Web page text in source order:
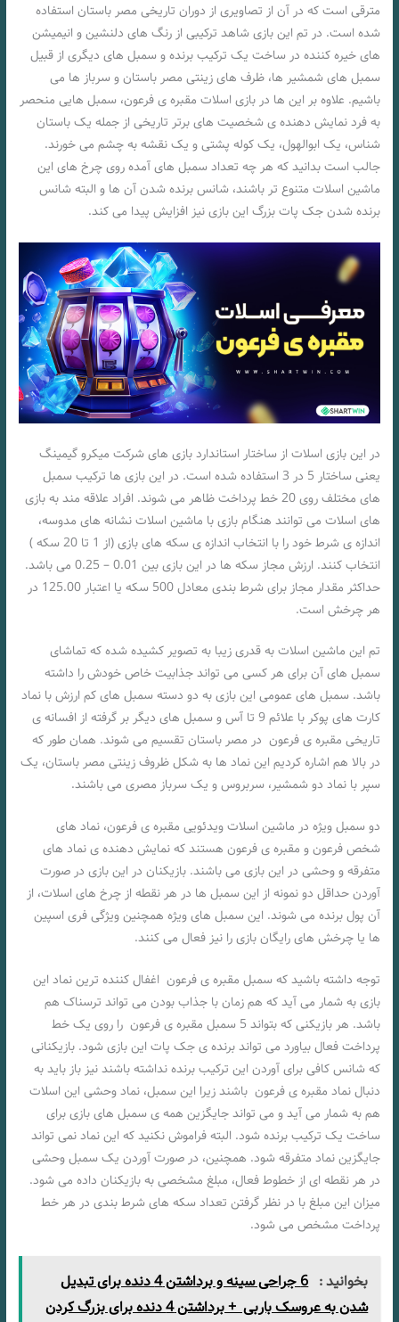
مترقی است که در آن از تصاویری از دوران تاریخی مصر باستان استفاده
شده است. در تم این بازی شاهد ترکیبی از رنگ های دلنشین و انیمیشن
های خیره کننده در ساخت یک ترکیب برنده و سمبل های دیگری از قبیل
سمبل های شمشیر ها، ظرف های زینتی مصر باستان و سرباز ها می
باشیم. علاوه بر این ها در بازی اسلات مقبره ی فرعون، سمبل هایی منحصر
به فرد نمایش دهنده ی شخصیت های برتر تاریخی از جمله یک باستان
شناس، یک ابوالهول، یک کوله پشتی و یک نقشه به چشم می خورند.
جالب است بدانید که هر چه تعداد سمبل های آمده روی چرخ های این
ماشین اسلات متنوع تر باشند، شانس برنده شدن آن ها و البته شانس
برنده شدن جک پات بزرگ این بازی نیز افزایش پیدا می کند.
در این بازی اسلات از ساختار استاندارد بازی های شرکت میکرو گیمینگ
یعنی ساختار 5 در 3 استفاده شده است. در این بازی ها ترکیب سمبل
های مختلف روی 20 خط پرداخت ظاهر می شوند. افراد علاقه مند به بازی
های اسلات می توانند هنگام بازی با ماشین اسلات نشانه های مدوسه،
اندازه ی شرط خود را با انتخاب اندازه ی سکه های بازی (از 1 تا 20 سکه )
انتخاب کنند. ارزش مجاز سکه ها در این بازی بین 0.01 – 0.25 می باشد.
حداکثر مقدار مجاز برای شرط بندی معادل 500 سکه یا اعتبار 125.00 در
هر چرخش است.
تم این ماشین اسلات به قدری زیبا به تصویر کشیده شده که تماشای
سمبل های آن برای هر کسی می تواند جذابیت خاص خودش را داشته
باشد. سمبل های عمومی این بازی به دو دسته سمبل های کم ارزش با نماد
کارت های پوکر با علائم 9 تا آس و سمبل های دیگر بر گرفته از افسانه ی
تاریخی مقبره ی فرعون در مصر باستان تقسیم می شوند. همان طور که
در بالا هم اشاره کردیم این نماد ها به شکل ظروف زینتی مصر باستان، یک
سپر با نماد دو شمشیر، سربروس و یک سرباز مصری می باشند.
دو سمبل ویژه در ماشین اسلات ویدئویی مقبره ی فرعون، نماد های
شخص فرعون و مقبره ی فرعون هستند که نمایش دهنده ی نماد های
متفرقه و وحشی در این بازی می باشند. بازیکنان در این بازی در صورت
آوردن حداقل دو نمونه از این سمبل ها در هر نقطه از چرخ های اسلات، از
آن پول برنده می شوند. این سمبل های ویژه همچنین ویژگی فری اسپین
ها یا چرخش های رایگان بازی را نیز فعال می کنند.
توجه داشته باشید که سمبل مقبره ی فرعون اغفال کننده ترین نماد این
بازی به شمار می آید که هم زمان با جذاب بودن می تواند ترسناک هم
باشد. هر بازیکنی که بتواند 5 سمبل مقبره ی فرعون را روی یک خط
پرداخت فعال بیاورد می تواند برنده ی جک پات این بازی شود. بازیکنانی
که شانس کافی برای آوردن این ترکیب برنده نداشته باشند نیز باز باید به
دنبال نماد مقبره ی فرعون باشند زیرا این سمبل، نماد وحشی این اسلات
هم به شمار می آید و می تواند جایگزین همه ی سمبل های بازی برای
ساخت یک ترکیب برنده شود. البته فراموش نکنید که این نماد نمی تواند
جایگزین نماد متفرقه شود. همچنین، در صورت آوردن یک سمبل وحشی
در هر نقطه ای از خطوط فعال، مبلغ مشخصی به بازیکنان داده می شود.
میزان این مبلغ با در نظر گرفتن تعداد سکه های شرط بندی در هر خط
پرداخت مشخص می شود.
بخوانید :
6 جراحی سینه و برداشتن 4 دنده برای تبدیل
شدن به عروسک باربی + برداشتن 4 دنده برای بزرگ کردن